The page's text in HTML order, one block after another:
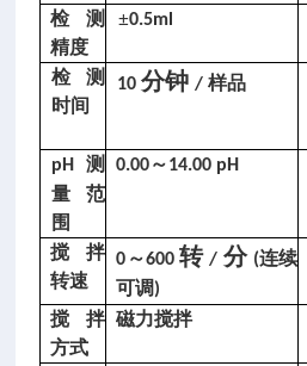
检测
精度
±0.5ml
检测
时间
10分钟 /样品
pH测
量范
围
0.00～14.00 pH
搅拌
转速
0 ～600转 / 分 (连续
可调)
搅拌
方式
磁力搅拌